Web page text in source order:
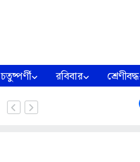
চতুষ্পর্ণী রবিবার শ্রেণীবদ্ধ